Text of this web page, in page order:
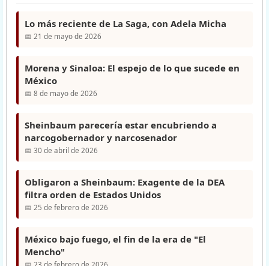
Lo más reciente de La Saga, con Adela Micha
📅 21 de mayo de 2026
Morena y Sinaloa: El espejo de lo que sucede en
México
📅 8 de mayo de 2026
Sheinbaum parecería estar encubriendo a
narcogobernador y narcosenador
📅 30 de abril de 2026
Obligaron a Sheinbaum: Exagente de la DEA
filtra orden de Estados Unidos
📅 25 de febrero de 2026
México bajo fuego, el fin de la era de "El
Mencho"